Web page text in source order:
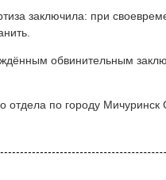
заключила: при
обвинительным
отдела по городу